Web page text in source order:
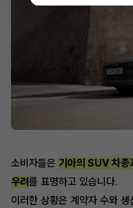
소비자들은 기아의 SUV 차종
우려를 표명하고 있습니다.
이러한 상황은 계약자 수와